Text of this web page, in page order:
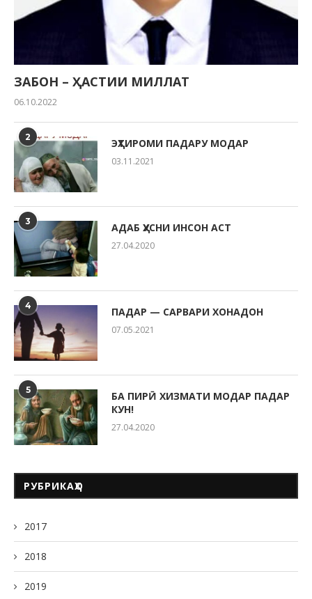
ЗАБОН – ҲАСТИИ МИЛЛАТ
06.10.2022
2 ЭҲТИРОМИ ПАДАРУ МОДАР
03.11.2021
3 АДАБ ҲУСНИ ИНСОН АСТ
27.04.2020
4 ПАДАР — САРВАРИ ХОНАДОН
07.05.2021
5
БА ПИРӢ ХИЗМАТИ МОДАР ПАДАР
КУН!
27.04.2020
РУБРИКАҲО
2017
2018
2019